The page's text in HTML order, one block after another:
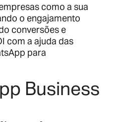
como a sua
o engajamento
conversões e
com a ajuda das
para
Business